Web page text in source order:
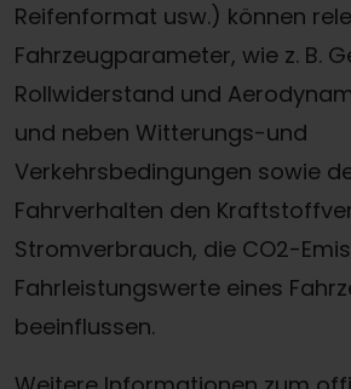
Reifenformat usw.) können
Fahrzeugparameter, wie z. B.
Rollwiderstand und
und neben Witterungs-und
Verkehrsbedingungen sowie
Fahrverhalten den
Stromverbrauch, die CO2-
Fahrleistungswerte eines
beeinflussen.